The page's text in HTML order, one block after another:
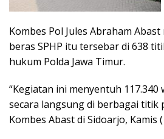
Kombes Pol Jules Abraham
beras SPHP itu tersebar di 638
hukum Polda Jawa Timur.
“Kegiatan ini menyentuh
secara langsung di berbagai titik
Kombes Abast di Sidoarjo, Kamis